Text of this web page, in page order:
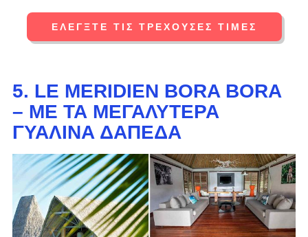
ΕΛΈΓΞΤΕ ΤΙΣ ΤΡΈΧΟΥΣΕΣ ΤΙΜΈΣ
5. LE MERIDIEN BORA BORA
– ΜΕ ΤΑ ΜΕΓΑΛΎΤΕΡΑ
ΓΥΆΛΙΝΑ ΔΆΠΕΔΑ